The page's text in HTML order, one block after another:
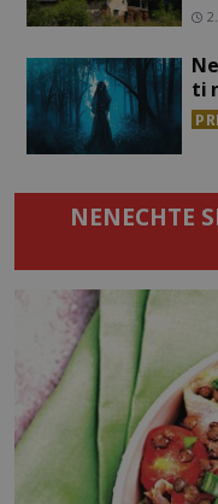
ti
NENECHTE